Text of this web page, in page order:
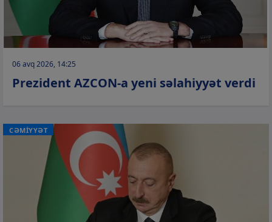
06 avq 2026, 14:25
Prezident AZCON-a yeni səlahiyyət verdi
CƏMİYYƏT